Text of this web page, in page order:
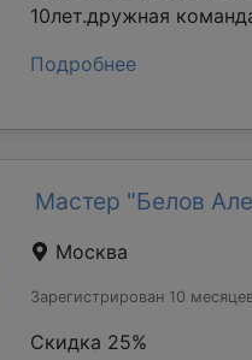
10лет.дружная
Подробнее
Мастер "Белов
Москва
Зарегистрирован 10
Скидка 25%